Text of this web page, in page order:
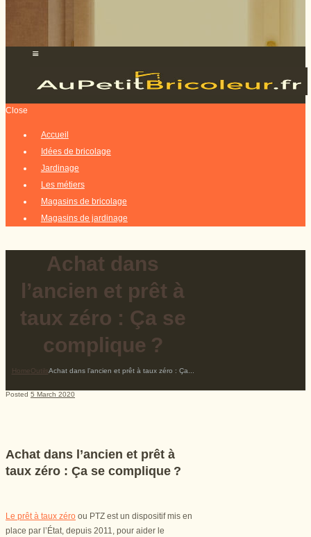
Close
Accueil
Idées de bricolage
Jardinage
Les métiers
Magasins de bricolage
Magasins de jardinage
Achat dans
l’ancien et prêt à
taux zéro : Ça se
complique ?
HomeOutils Achat dans l’ancien et prêt à taux zéro : Ça...
Posted 5 March 2020
Achat dans l’ancien et prêt à
taux zéro : Ça se complique ?
Le prêt à taux zéro ou PTZ est un dispositif mis en
place par l’État, depuis 2011, pour aider le